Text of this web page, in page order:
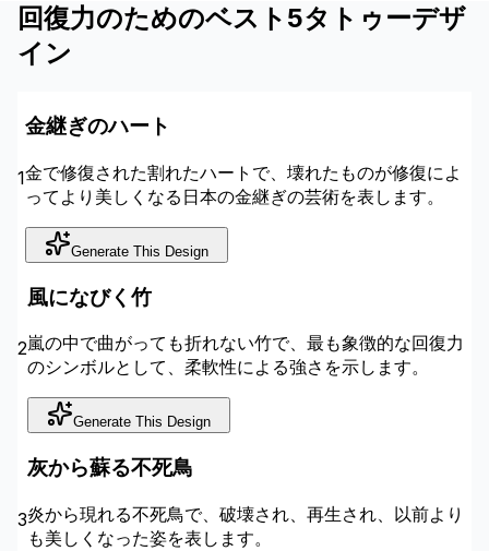
回復力のためのベスト5タトゥーデザ
イン
1
金継ぎのハート
金で修復された割れたハートで、壊れたものが修復によ
ってより美しくなる日本の金継ぎの芸術を表します。
Generate This Design
2
風になびく竹
嵐の中で曲がっても折れない竹で、最も象徴的な回復力
のシンボルとして、柔軟性による強さを示します。
Generate This Design
3
灰から蘇る不死鳥
炎から現れる不死鳥で、破壊され、再生され、以前より
も美しくなった姿を表します。